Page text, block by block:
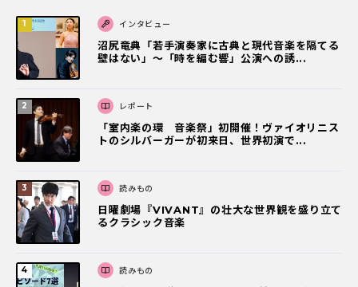
インタビュー
沼尻竜典「若手演奏家に古典と現代音楽を隔てる
壁はない」～「時を編む響」公演への誘...
レポート
「室内楽の環 音楽祭」初開催！ヴァイオリニス
トのシルバーガーが初来日、世界初演で...
読みもの
日曜劇場『VIVANT』の壮大な世界観を盛り立て
るクラシック音楽
読みもの